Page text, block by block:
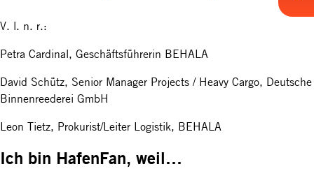
V. l. n. r.:
Petra Cardinal, Geschäftsführerin BEHALA
David Schütz, Senior Manager Projects / Heavy Cargo, Deutsche
Binnenreederei GmbH
Leon Tietz, Prokurist/Leiter Logistik, BEHALA
Ich bin HafenFan, weil…